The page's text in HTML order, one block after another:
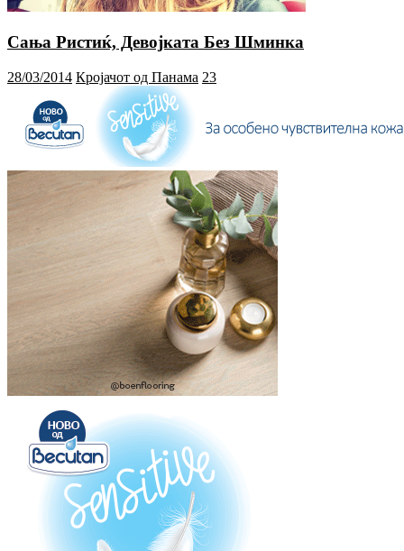
Сања Ристиќ, Девојката Без Шминка
28/03/2014 Кројачот од Панама 23